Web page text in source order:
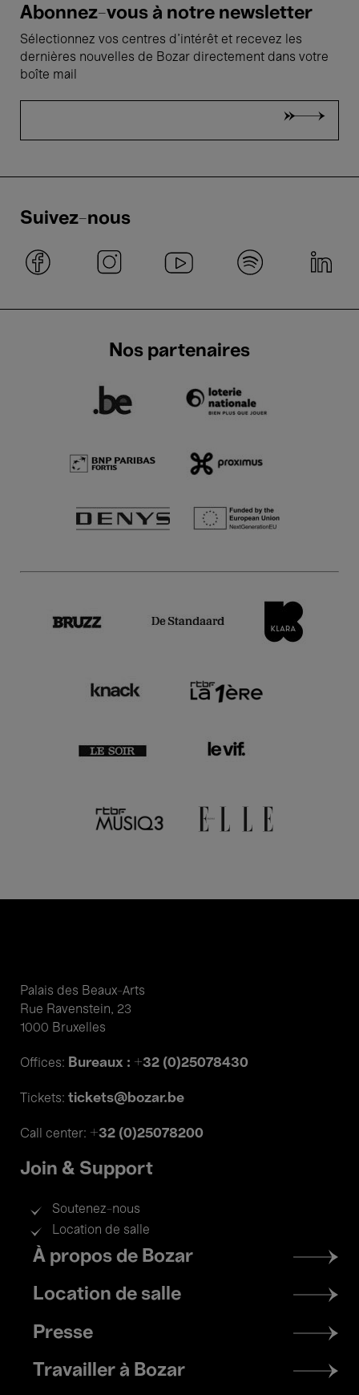
Abonnez-vous à notre newsletter
Sélectionnez vos centres d'intérêt et recevez les
dernières nouvelles de Bozar directement dans votre
boîte mail
Suivez-nous
Nos partenaires
Palais des Beaux-Arts
Rue Ravenstein, 23
1000 Bruxelles
Offices: Bureaux : +32 (0)25078430
Tickets: tickets@bozar.be
Call center: +32 (0)25078200
Join & Support
Soutenez-nous
Location de salle
Footer
menu
À propos de Bozar
Location de salle
Presse
Travailler à Bozar